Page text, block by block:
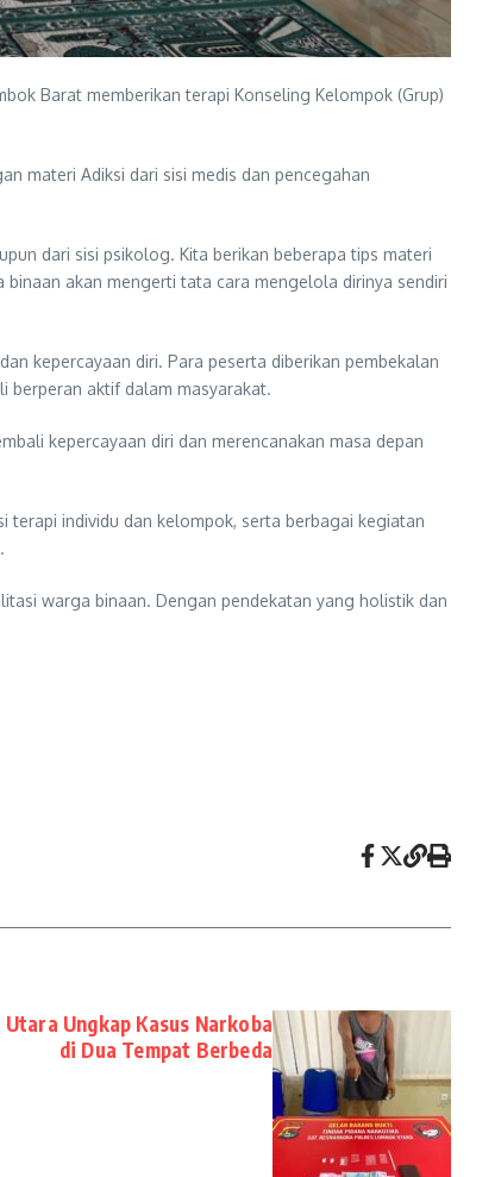
Barat memberikan terapi Konseling Kelompok (Grup)
materi Adiksi dari sisi medis dan pencegahan
dari sisi psikolog. Kita berikan beberapa tips materi
akan mengerti tata cara mengelola dirinya sendiri
kepercayaan diri. Para peserta diberikan pembekalan
berperan aktif dalam masyarakat.
kepercayaan diri dan merencanakan masa depan
individu dan kelompok, serta berbagai kegiatan
warga binaan. Dengan pendekatan yang holistik dan
Ungkap Kasus Narkoba
di Dua Tempat Berbeda